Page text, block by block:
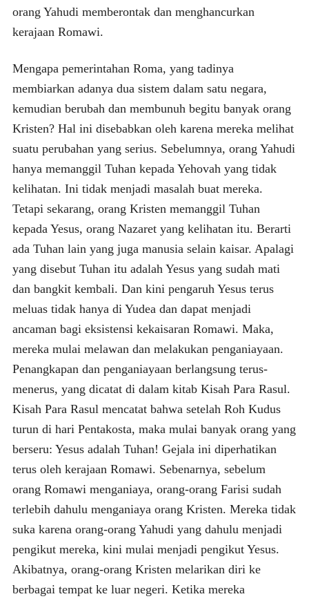
orang Yahudi memberontak dan menghancurkan
kerajaan Romawi.
Mengapa pemerintahan Roma, yang tadinya
membiarkan adanya dua sistem dalam satu negara,
kemudian berubah dan membunuh begitu banyak orang
Kristen? Hal ini disebabkan oleh karena mereka melihat
suatu perubahan yang serius. Sebelumnya, orang Yahudi
hanya memanggil Tuhan kepada Yehovah yang tidak
kelihatan. Ini tidak menjadi masalah buat mereka.
Tetapi sekarang, orang Kristen memanggil Tuhan
kepada Yesus, orang Nazaret yang kelihatan itu. Berarti
ada Tuhan lain yang juga manusia selain kaisar. Apalagi
yang disebut Tuhan itu adalah Yesus yang sudah mati
dan bangkit kembali. Dan kini pengaruh Yesus terus
meluas tidak hanya di Yudea dan dapat menjadi
ancaman bagi eksistensi kekaisaran Romawi. Maka,
mereka mulai melawan dan melakukan penganiayaan.
Penangkapan dan penganiayaan berlangsung terus-
menerus, yang dicatat di dalam kitab Kisah Para Rasul.
Kisah Para Rasul mencatat bahwa setelah Roh Kudus
turun di hari Pentakosta, maka mulai banyak orang yang
berseru: Yesus adalah Tuhan! Gejala ini diperhatikan
terus oleh kerajaan Romawi. Sebenarnya, sebelum
orang Romawi menganiaya, orang-orang Farisi sudah
terlebih dahulu menganiaya orang Kristen. Mereka tidak
suka karena orang-orang Yahudi yang dahulu menjadi
pengikut mereka, kini mulai menjadi pengikut Yesus.
Akibatnya, orang-orang Kristen melarikan diri ke
berbagai tempat ke luar negeri. Ketika mereka